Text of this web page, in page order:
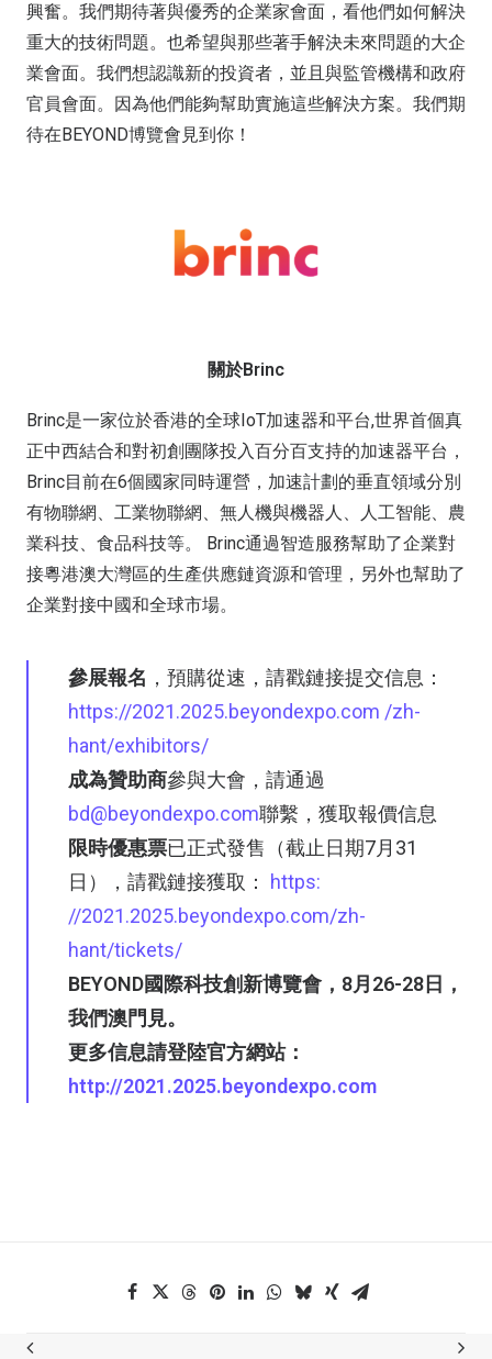
興奮。我們期待著與優秀的企業家會面，看他們如何解決
重大的技術問題。也希望與那些著手解決未來問題的大企
業會面。我們想認識新的投資者，並且與監管機構和政府
官員會面。因為他們能夠幫助實施這些解決方案。我們期
待在BEYOND博覽會見到你！
關於Brinc
Brinc是一家位於香港的全球IoT加速器和平台,世界首個真
正中西結合和對初創團隊投入百分百支持的加速器平台，
Brinc目前在6個國家同時運營，加速計劃的垂直領域分別
有物聯網、工業物聯網、無人機與機器人、人工智能、農
業科技、食品科技等。 Brinc通過智造服務幫助了企業對
接粵港澳大灣區的生產供應鏈資源和管理，另外也幫助了
企業對接中國和全球市場。
參展報名 ，預購從速，請戳鏈接提交信息：
https://2021.2025.beyondexpo.com /zh-
hant/exhibitors/
成為贊助商參與大會，請通過
bd@beyondexpo.com聯繫，獲取報價信息
限時優惠票已正式發售（截止日期7月31
日），請戳鏈接獲取： https:
//2021.2025.beyondexpo.com/zh-
hant/tickets/
BEYOND國際科技創新博覽會，8月26-28日，
我們澳門見。
更多信息請登陸官方網站：
http://2021.2025.beyondexpo.com